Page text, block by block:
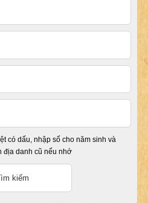
có dấu, nhập số cho năm sinh và
địa danh cũ nếu nhớ